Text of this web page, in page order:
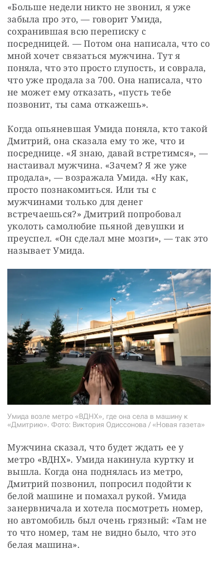
«Больше недели никто не звонил, я уже
забыла про это, — говорит Умида,
сохранившая всю переписку с
посредницей. — Потом она написала, что со
мной хочет связаться мужчина. Тут я
поняла, что это просто глупость, и соврала,
что уже продала за 700. Она написала, что
не может ему отказать, «пусть тебе
позвонит, ты сама откажешь».
Когда опьяневшая Умида поняла, кто такой
Дмитрий, она сказала ему то же, что и
посреднице. «Я знаю, давай встретимся», —
настаивал мужчина. «Зачем? Я же уже
продала», — возражала Умида. «Ну как,
просто познакомиться. Или ты с
мужчинами только для денег
встречаешься?» Дмитрий попробовал
уколоть самолюбие пьяной девушки и
преуспел. «Он сделал мне мозги», — так это
называет Умида.
Умида возле метро «ВДНХ», где она села в машину к
«Дмитрию». Фото: Виктория Одиссонова / «Новая газета»
Мужчина сказал, что будет ждать ее у
метро «ВДНХ». Умида накинула куртку и
вышла. Когда она поднялась из метро,
Дмитрий позвонил, попросил подойти к
белой машине и помахал рукой. Умида
занервничала и хотела посмотреть номер,
но автомобиль был очень грязный: «Там не
то что номер, там не видно было, что это
белая машина».